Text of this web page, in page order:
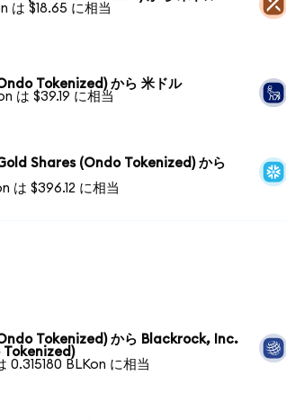
は $18.65 に相当
Tokenized) から 米ドル
は $39.19 に相当
Shares (Ondo Tokenized) から
は $396.12 に相当
Tokenized) から Blackrock, Inc.
Tokenized)
0.315180 BLKon に相当